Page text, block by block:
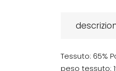
Tessuto: 65%
peso tessuto: